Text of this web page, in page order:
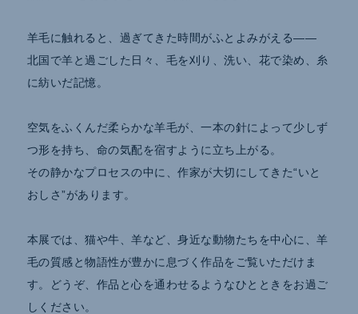
羊毛に触れると、過ぎてきた時間がふとよみがえる——
北国で羊と過ごした日々、毛を刈り、洗い、花で染め、糸
に紡いだ記憶。
空気をふくんだ柔らかな羊毛が、一本の針によって少しず
つ形を持ち、命の気配を宿すように立ち上がる。
その静かなプロセスの中に、作家が大切にしてきた“いと
おしさ”があります。
本展では、猫や牛、羊など、身近な動物たちを中心に、羊
毛の質感と物語性が豊かに息づく作品をご覧いただけま
す。どうぞ、作品と心を通わせるようなひとときをお過ご
しください。